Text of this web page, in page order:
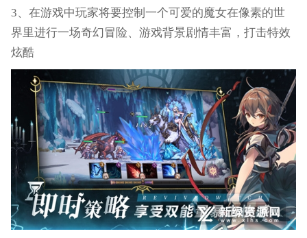
3、在游戏中玩家将要控制一个可爱的魔女在像素的世
界里进行一场奇幻冒险、游戏背景剧情丰富，打击特效
炫酷